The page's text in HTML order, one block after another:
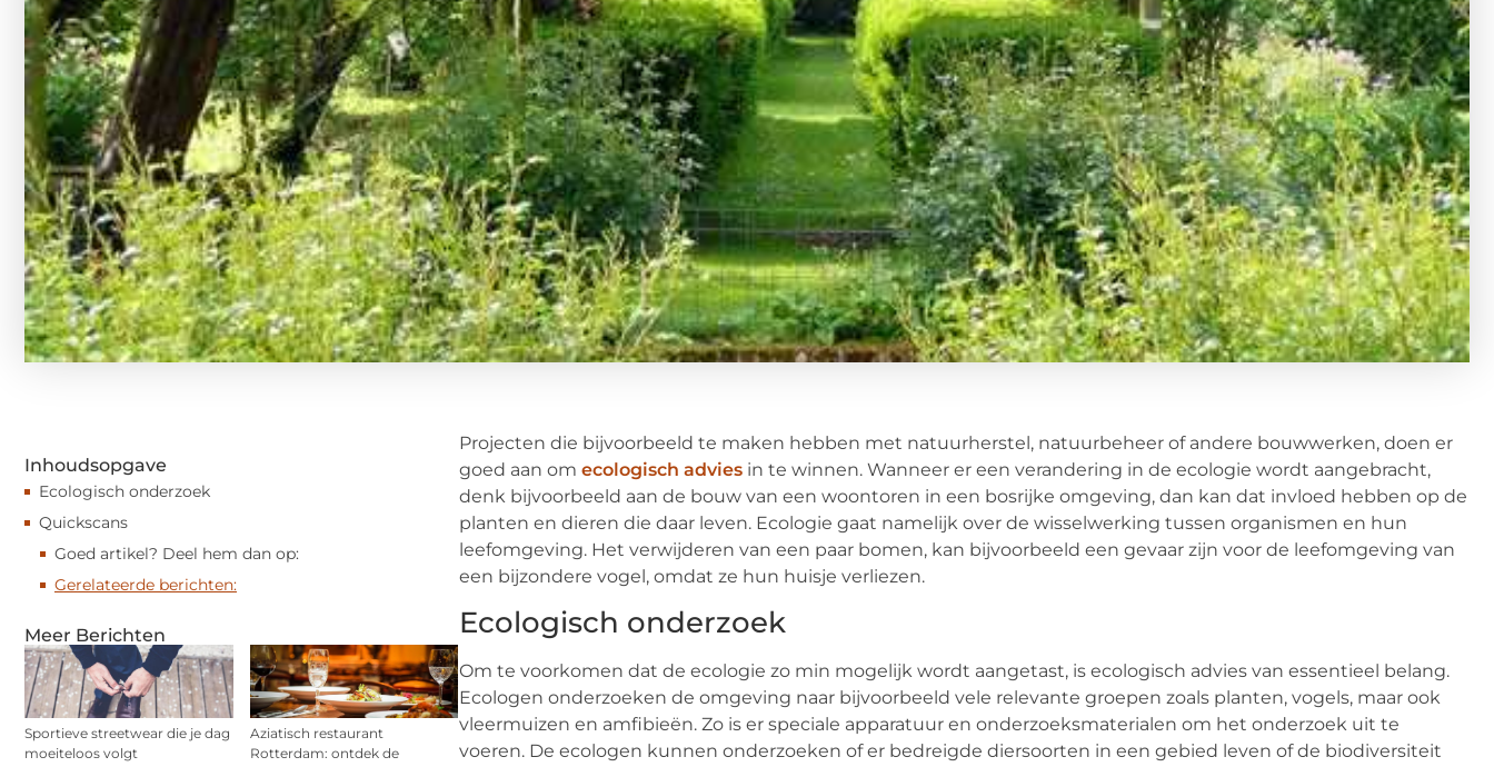
Inhoudsopgave
Ecologisch onderzoek
Quickscans
Goed artikel? Deel hem dan op:
Gerelateerde berichten:
Meer Berichten
Sportieve streetwear die je dag
moeiteloos volgt
Aziatisch restaurant
Rotterdam: ontdek de
Projecten die bijvoorbeeld te maken hebben met natuurherstel, natuurbeheer of andere bouwwerken, doen er
goed aan om ecologisch advies in te winnen. Wanneer er een verandering in de ecologie wordt aangebracht,
denk bijvoorbeeld aan de bouw van een woontoren in een bosrijke omgeving, dan kan dat invloed hebben op de
planten en dieren die daar leven. Ecologie gaat namelijk over de wisselwerking tussen organismen en hun
leefomgeving. Het verwijderen van een paar bomen, kan bijvoorbeeld een gevaar zijn voor de leefomgeving van
een bijzondere vogel, omdat ze hun huisje verliezen.
Ecologisch onderzoek
Om te voorkomen dat de ecologie zo min mogelijk wordt aangetast, is ecologisch advies van essentieel belang.
Ecologen onderzoeken de omgeving naar bijvoorbeeld vele relevante groepen zoals planten, vogels, maar ook
vleermuizen en amfibieën. Zo is er speciale apparatuur en onderzoeksmaterialen om het onderzoek uit te
voeren. De ecologen kunnen onderzoeken of er bedreigde diersoorten in een gebied leven of de biodiversiteit